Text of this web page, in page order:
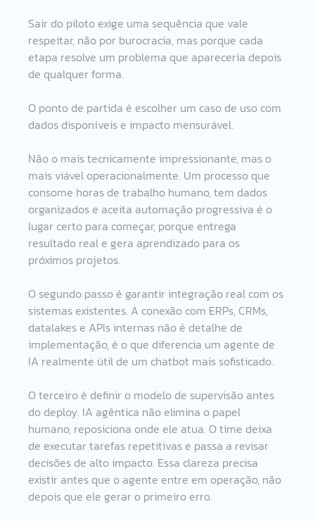
Sair do piloto exige uma sequência que vale
respeitar, não por burocracia, mas porque cada
etapa resolve um problema que apareceria depois
de qualquer forma.
O ponto de partida é escolher um caso de uso com
dados disponíveis e impacto mensurável.
Não o mais tecnicamente impressionante, mas o
mais viável operacionalmente. Um processo que
consome horas de trabalho humano, tem dados
organizados e aceita automação progressiva é o
lugar certo para começar, porque entrega
resultado real e gera aprendizado para os
próximos projetos.
O segundo passo é garantir integração real com os
sistemas existentes. A conexão com ERPs, CRMs,
datalakes e APIs internas não é detalhe de
implementação, é o que diferencia um agente de
IA realmente útil de um chatbot mais sofisticado.
O terceiro é definir o modelo de supervisão antes
do deploy. IA agêntica não elimina o papel
humano, reposiciona onde ele atua. O time deixa
de executar tarefas repetitivas e passa a revisar
decisões de alto impacto. Essa clareza precisa
existir antes que o agente entre em operação, não
depois que ele gerar o primeiro erro.